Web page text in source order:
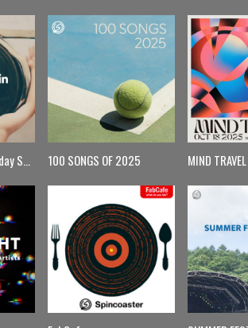
【月曜更新】Monday Spin 100 SONGS OF 2025 MIND TRAVEL